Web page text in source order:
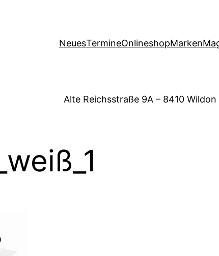
NeuesTermineOnlineshopMarken
Alte Reichsstraße 9A – 8410